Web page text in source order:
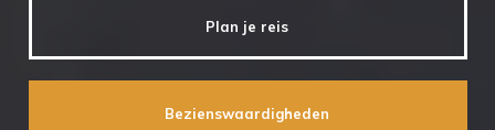
Plan je reis
Bezienswaardigheden